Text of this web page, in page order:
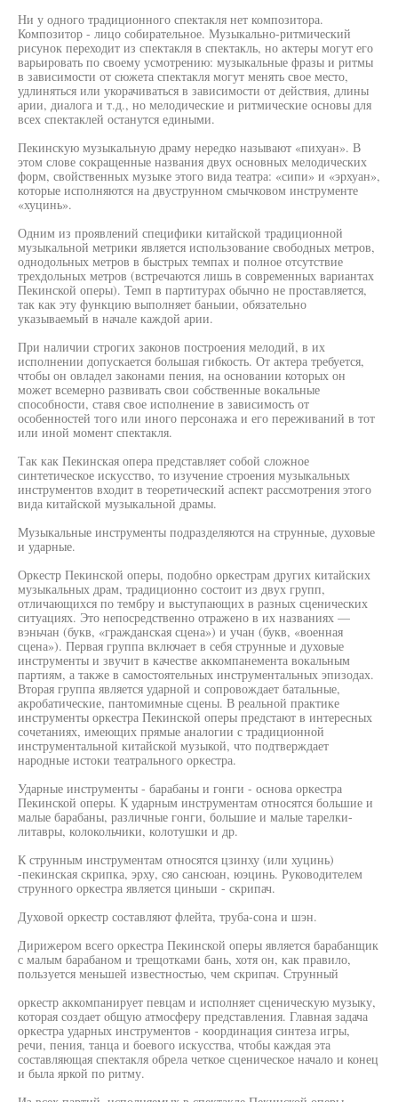
Ни у одного традиционного спектакля нет композитора.
Композитор - лицо собирательное. Музыкально-ритмический
рисунок переходит из спектакля в спектакль, но актеры могут его
варьировать по своему усмотрению: музыкальные фразы и ритмы
в зависимости от сюжета спектакля могут менять свое место,
удлиняться или укорачиваться в зависимости от действия, длины
арии, диалога и т.д., но мелодические и ритмические основы для
всех спектаклей останутся едиными.
Пекинскую музыкальную драму нередко называют «пихуан». В
этом слове сокращенные названия двух основных мелодических
форм, свойственных музыке этого вида театра: «сипи» и «эрхуан»,
которые исполняются на двуструнном смычковом инструменте
«хуцинь».
Одним из проявлений специфики китайской традиционной
музыкальной метрики является использование свободных метров,
однодольных метров в быстрых темпах и полное отсутствие
трехдольных метров (встречаются лишь в современных вариантах
Пекинской оперы). Темп в партитурах обычно не проставляется,
так как эту функцию выполняет баныии, обязательно
указываемый в начале каждой арии.
При наличии строгих законов построения мелодий, в их
исполнении допускается большая гибкость. От актера требуется,
чтобы он овладел законами пения, на основании которых он
может всемерно развивать свои собственные вокальные
способности, ставя свое исполнение в зависимость от
особенностей того или иного персонажа и его переживаний в тот
или иной момент спектакля.
Так как Пекинская опера представляет собой сложное
синтетическое искусство, то изучение строения музыкальных
инструментов входит в теоретический аспект рассмотрения этого
вида китайской музыкальной драмы.
Музыкальные инструменты подразделяются на струнные, духовые
и ударные.
Оркестр Пекинской оперы, подобно оркестрам других китайских
музыкальных драм, традиционно состоит из двух групп,
отличающихся по тембру и выступающих в разных сценических
ситуациях. Это непосредственно отражено в их названиях —
вэньчан (букв, «гражданская сцена») и учан (букв, «военная
сцена»). Первая группа включает в себя струнные и духовые
инструменты и звучит в качестве аккомпанемента вокальным
партиям, а также в самостоятельных инструментальных эпизодах.
Вторая группа является ударной и сопровождает батальные,
акробатические, пантомимные сцены. В реальной практике
инструменты оркестра Пекинской оперы предстают в интересных
сочетаниях, имеющих прямые аналогии с традиционной
инструментальной китайской музыкой, что подтверждает
народные истоки театрального оркестра.
Ударные инструменты - барабаны и гонги - основа оркестра
Пекинской оперы. К ударным инструментам относятся большие и
малые барабаны, различные гонги, большие и малые тарелки-
литавры, колокольчики, колотушки и др.
К струнным инструментам относятся цзинху (или хуцинь)
-пекинская скрипка, эрху, сяо сансюан, юэцинь. Руководителем
струнного оркестра является циньши - скрипач.
Духовой оркестр составляют флейта, труба-сона и шэн.
Дирижером всего оркестра Пекинской оперы является барабанщик
с малым барабаном и трещотками бань, хотя он, как правило,
пользуется меньшей известностью, чем скрипач. Струнный
оркестр аккомпанирует певцам и исполняет сценическую музыку,
которая создает общую атмосферу представления. Главная задача
оркестра ударных инструментов - координация синтеза игры,
речи, пения, танца и боевого искусства, чтобы каждая эта
составляющая спектакля обрела четкое сценическое начало и конец
и была яркой по ритму.